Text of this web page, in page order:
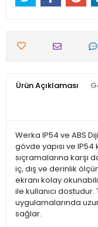
Ürün Açıklaması
Werka IP54 ve ABS
gövde yapısı ve
sıçramalarına karşı
iç, dış ve derinlik
ekranı kolay
ile kullanıcı
uygulamalarında
sağlar.